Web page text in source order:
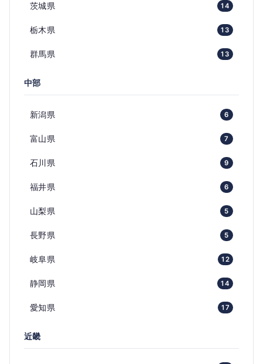
茨城県 14
栃木県 13
群馬県 13
中部
新潟県 6
富山県 7
石川県 9
福井県 6
山梨県 5
長野県 5
岐阜県 12
静岡県 14
愛知県 17
近畿